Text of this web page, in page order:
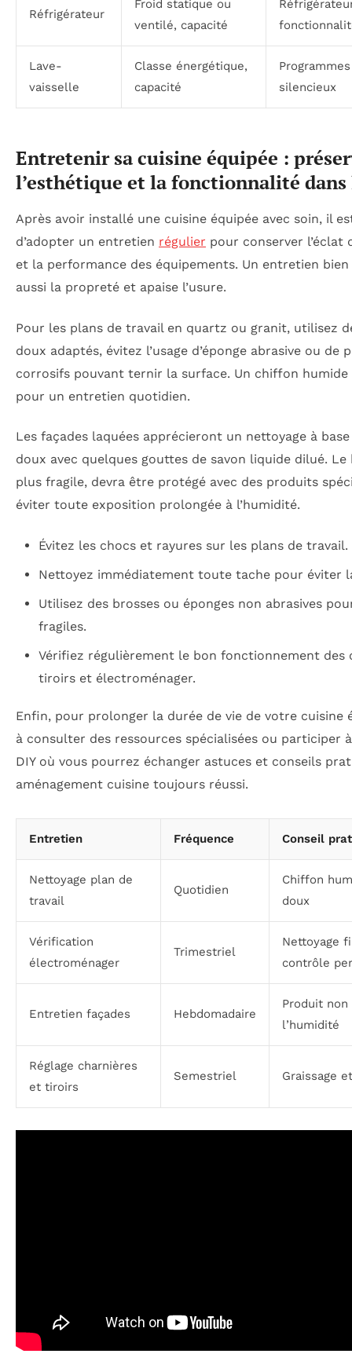
Réfrigérateur
Froid statique ou
ventilé, capacité
Lave-
vaisselle
Classe énergétique,
capacité
silencieux
Entretenir sa cuisine équipée :
l’esthétique et la fonctionnalité dans
Après avoir installé une cuisine équipée avec soin, il
d’adopter un entretien régulier pour conserver l’éclat
et la performance des équipements. Un entretien
aussi la propreté et apaise l’usure.
Pour les plans de travail en quartz ou granit, utilisez
doux adaptés, évitez l’usage d’éponge abrasive ou de
corrosifs pouvant ternir la surface. Un chiffon
pour un entretien quotidien.
Les façades laquées apprécieront un nettoyage à
doux avec quelques gouttes de savon liquide dilué. Le
plus fragile, devra être protégé avec des produits
éviter toute exposition prolongée à l’humidité.
Évitez les chocs et rayures sur les plans de travail.
Nettoyez immédiatement toute tache pour éviter
Utilisez des brosses ou éponges non abrasives
fragiles.
Vérifiez régulièrement le bon fonctionnement des
tiroirs et électroménager.
Enfin, pour prolonger la durée de vie de votre cuisine
à consulter des ressources spécialisées ou participer
DIY où vous pourrez échanger astuces et conseils
aménagement cuisine toujours réussi.
Entretien Fréquence Conseil
Nettoyage plan de
travail
Quotidien
Chiffon
doux
Vérification
électroménager
Trimestriel
Nettoyage
contrôle
Entretien façades Hebdomadaire
Produit
l’humidité
Réglage charnières
et tiroirs
Semestriel Graissage